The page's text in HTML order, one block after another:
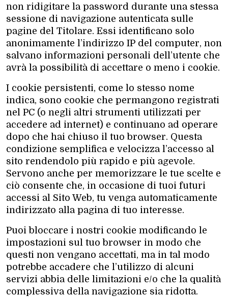
non ridigitare la password durante una stessa
sessione di navigazione autenticata sulle
pagine del Titolare. Essi identificano solo
anonimamente l’indirizzo IP del computer, non
salvano informazioni personali dell’utente che
avrà la possibilità di accettare o meno i cookie.
I cookie persistenti, come lo stesso nome
indica, sono cookie che permangono registrati
nel PC (o negli altri strumenti utilizzati per
accedere ad internet) e continuano ad operare
dopo che hai chiuso il tuo browser. Questa
condizione semplifica e velocizza l’accesso al
sito rendendolo più rapido e più agevole.
Servono anche per memorizzare le tue scelte e
ciò consente che, in occasione di tuoi futuri
accessi al Sito Web, tu venga automaticamente
indirizzato alla pagina di tuo interesse.
Puoi bloccare i nostri cookie modificando le
impostazioni sul tuo browser in modo che
questi non vengano accettati, ma in tal modo
potrebbe accadere che l’utilizzo di alcuni
servizi abbia delle limitazioni e/o che la qualità
complessiva della navigazione sia ridotta.